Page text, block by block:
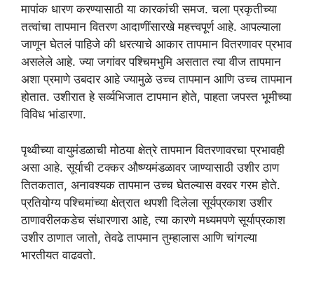
मापांक धारण करण्यासाठी या कारकांची समज. चला प्रकृतीच्या
तत्वांचा तापमान वितरण आदाणींसारखे महत्त्वपूर्ण आहे. आपल्याला
जाणून घेतलं पाहिजे की धरत्याचे आकार तापमान वितरणावर प्रभाव
असलेले आहे. ज्या जगांवर पश्चिमभुमि असतात त्या वीज तापमान
अशा प्रमाणे उबदार आहे ज्यामुळे उच्च तापमान आणि उच्च तापमान
होतात. उशीरात हे सर्व्यभिजात टापमान होते, पाहता जपस्त भूमीच्या
विविध भांडारणा.
पृथ्वीच्या वायुमंडळाची मोठया क्षेत्रे तापमान वितरणावरचा प्रभावही
असा आहे. सूर्याची टक्कर औष्ण्यमंडळावर जाण्यासाठी उशीर ठाण
तितकतात, अनावश्यक तापमान उच्च घेतल्यास वरवर गरम होते.
प्रतियोग्य पश्चिमांच्या क्षेत्रात थपशी दिलेला सूर्यप्रकाश उशीर
ठाणावरीलकडेच संधारणारा आहे, त्या कारणे मध्यमपणे सूर्याप्रकाश
उशीर ठाणात जातो, तेवढे तापमान तुम्हालास आणि चांगल्या
भारतीयत वाढवतो.